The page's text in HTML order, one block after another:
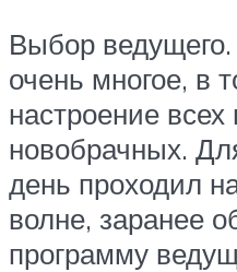
Выбор ведущего.
очень многое, в
настроение всех
новобрачных.
день проходил
волне, заранее
программу